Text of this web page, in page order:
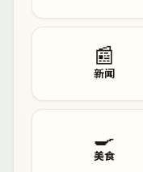
📰
新闻
🍳
美食